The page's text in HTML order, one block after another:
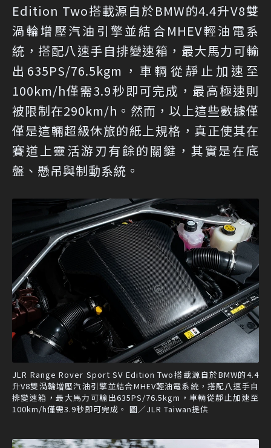
Edition Two搭載源自於BMW的4.4升V8雙
渦輪增壓汽油引擎並結合MHEV輕油電系
統，搭配八速手自排變速箱，最大馬力可輸
出635PS/76.5kgm，車輛從靜止加速至
100km/h僅需3.9秒即可完成，最高極速則
被限制在290km/h。然而，以上這些數據僅
僅是這輛超級休旅的紙上規格，真正使其在
賽道上靈活游刃有餘的關鍵，其實是在底
盤、懸吊與制動系統。
JLR Range Rover Sport SV Edition Two搭載源自於BMW的4.4
升V8雙渦輪增壓汽油引擎並結合MHEV輕油電系統，搭配八速手自
排變速箱，最大馬力可輸出635PS/76.5kgm，車輛從靜止加速至
100km/h僅需3.9秒即可完成。 圖／JLR Taiwan提供